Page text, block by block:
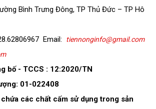
Bình Trưng Đông, TP Thủ Đức – TP Hô
Email:
tiennonginfo@gmail.com
bố - TCCS : 12:2020/TN
01-022408
chứa các chất cấm sử dụng trong sản